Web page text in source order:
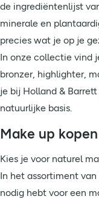
de ingrediëntenlijst
minerale en
precies wat je op je
In onze collectie vind
bronzer, highlighter,
je bij Holland &
natuurlijke basis.
Make up kopen
Kies je voor naturel
In het assortiment
nodig hebt voor een